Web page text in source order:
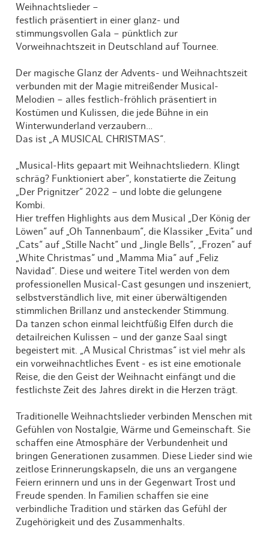
Weihnachtslieder –
festlich präsentiert in einer glanz- und
stimmungsvollen Gala – pünktlich zur
Vorweihnachtszeit in Deutschland auf Tournee.
Der magische Glanz der Advents- und Weihnachtszeit
verbunden mit der Magie mitreißender Musical-
Melodien – alles festlich-fröhlich präsentiert in
Kostümen und Kulissen, die jede Bühne in ein
Winterwunderland verzaubern…
Das ist „A MUSICAL CHRISTMAS“.
„Musical-Hits gepaart mit Weihnachtsliedern. Klingt
schräg? Funktioniert aber“, konstatierte die Zeitung
„Der Prignitzer“ 2022 – und lobte die gelungene
Kombi.
Hier treffen Highlights aus dem Musical „Der König der
Löwen“ auf „Oh Tannenbaum“, die Klassiker „Evita“ und
„Cats“ auf „Stille Nacht“ und „Jingle Bells“, „Frozen“ auf
„White Christmas“ und „Mamma Mia“ auf „Feliz
Navidad“. Diese und weitere Titel werden von dem
professionellen Musical-Cast gesungen und inszeniert,
selbstverständlich live, mit einer überwältigenden
stimmlichen Brillanz und ansteckender Stimmung.
Da tanzen schon einmal leichtfüßig Elfen durch die
detailreichen Kulissen – und der ganze Saal singt
begeistert mit. „A Musical Christmas“ ist viel mehr als
ein vorweihnachtliches Event - es ist eine emotionale
Reise, die den Geist der Weihnacht einfängt und die
festlichste Zeit des Jahres direkt in die Herzen trägt.
Traditionelle Weihnachtslieder verbinden Menschen mit
Gefühlen von Nostalgie, Wärme und Gemeinschaft. Sie
schaffen eine Atmosphäre der Verbundenheit und
bringen Generationen zusammen. Diese Lieder sind wie
zeitlose Erinnerungskapseln, die uns an vergangene
Feiern erinnern und uns in der Gegenwart Trost und
Freude spenden. In Familien schaffen sie eine
verbindliche Tradition und stärken das Gefühl der
Zugehörigkeit und des Zusammenhalts.